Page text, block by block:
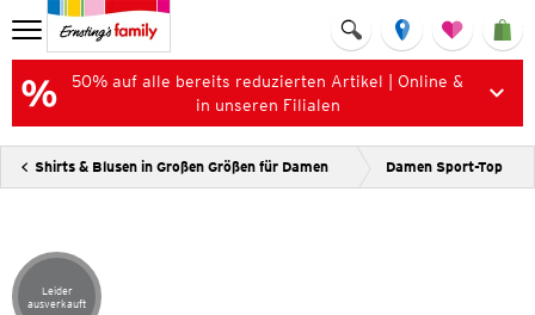
50% auf alle bereits reduzierten Artikel | Online &
in unseren Filialen
Shirts & Blusen in Großen Größen für Damen Damen Sport-Top
Artikel leider ausverkauft
Leider
ausverkauft